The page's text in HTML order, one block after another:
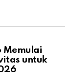
Memulai
untuk